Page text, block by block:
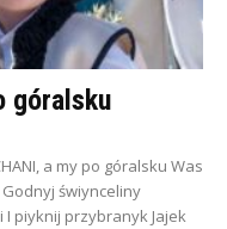
góralsku
a my po góralsku Was
świynceliny
I piyknij przybranyk Jajek